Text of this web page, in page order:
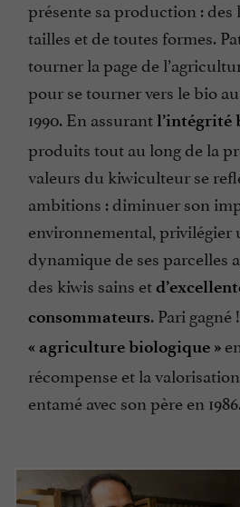
présente sa production : des
tailles et de toutes formes.
tourner la page de
pour se tourner vers le bio
1990. En assurantl’intégrité
produits tout au long de la
valeurs du kiwiculteur se
ambitions : diminuer son
environnemental, privilégier
dynamique de ses parcelles
des kiwis sains et
consommateurs. Pari
« agriculture biologique »
récompense et la
entamé avec son père en